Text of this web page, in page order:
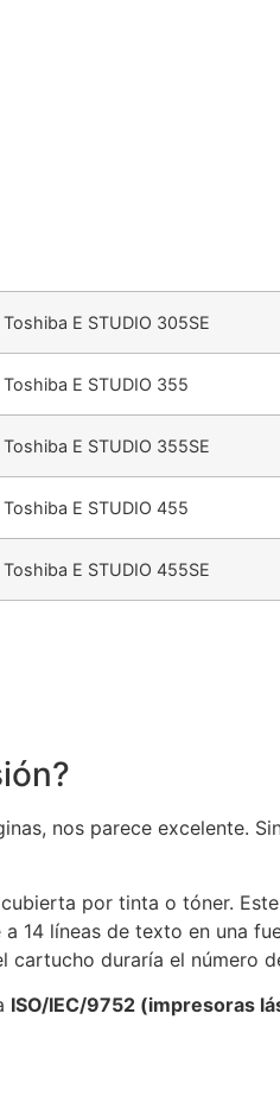
Toshiba E STUDIO 305SE
Toshiba E STUDIO 355
Toshiba E STUDIO 355SE
Toshiba E STUDIO 455
Toshiba E STUDIO 455SE
nos parece excelente.
por tinta o tóner.
14 líneas de texto en una
cartucho duraría el número
ISO/IEC/9752 (impresoras